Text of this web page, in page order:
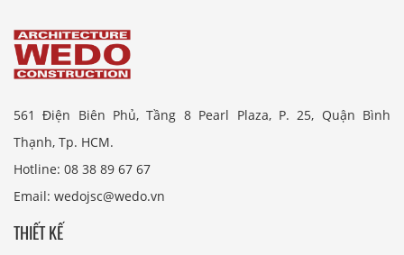
561 Điện Biên Phủ, Tầng 8 Pearl Plaza, P. 25, Quận Bình
Thạnh, Tp. HCM.
Hotline: 08 38 89 67 67
Email: wedojsc@wedo.vn
THIẾT KẾ